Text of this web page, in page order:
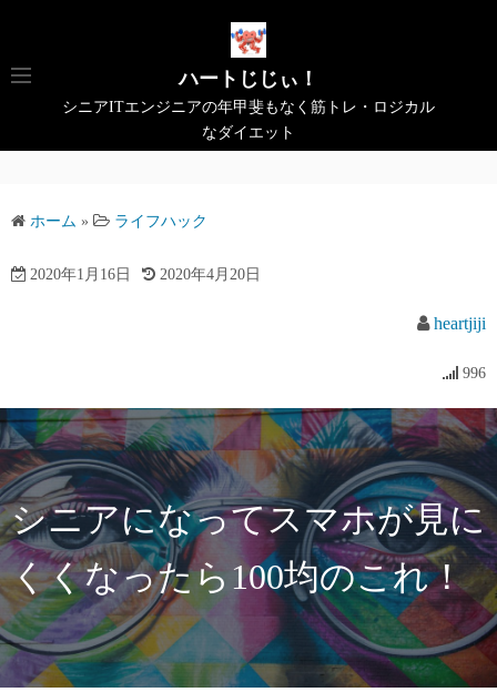
テ
キ
プ
ハートじじぃ！
シニアITエンジニアの年甲斐もなく筋トレ・ロジカル
なダイエット
ホーム » ライフハック
2020年1月16日 2020年4月20日
heartjiji
996
シニアになってスマホが見に
くくなったら100均のこれ！